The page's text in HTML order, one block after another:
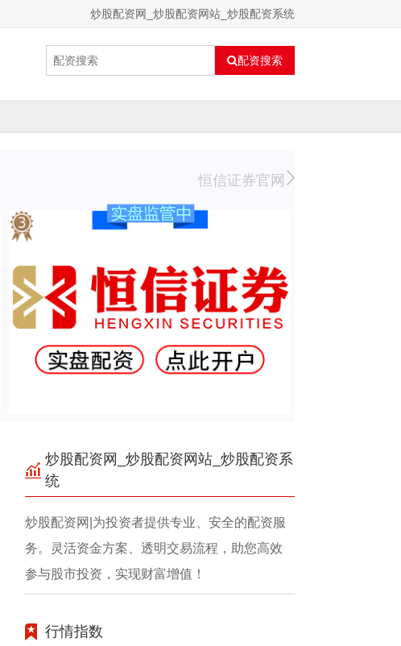
炒股配资网_炒股配资网站_炒股配资系统
配资搜索
恒信证券官网
炒股配资网_炒股配资网站_炒股配资系
统
炒股配资网|为投资者提供专业、安全的配资服
务。灵活资金方案、透明交易流程，助您高效
参与股市投资，实现财富增值！
行情指数